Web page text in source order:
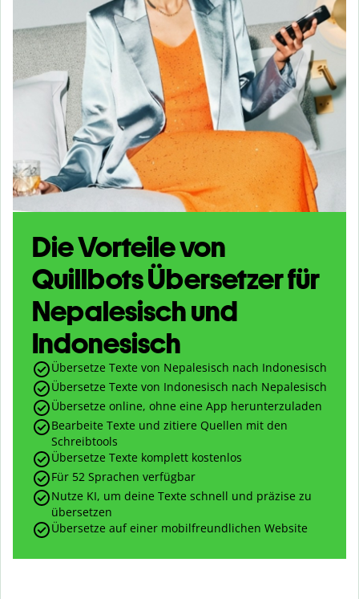
Die Vorteile von
Quillbots Übersetzer für
Nepalesisch und
Indonesisch
Übersetze Texte von Nepalesisch nach Indonesisch
Übersetze Texte von Indonesisch nach Nepalesisch
Übersetze online, ohne eine App herunterzuladen
Bearbeite Texte und zitiere Quellen mit den
Schreibtools
Übersetze Texte komplett kostenlos
Für 52 Sprachen verfügbar
Nutze KI, um deine Texte schnell und präzise zu
übersetzen
Übersetze auf einer mobilfreundlichen Website